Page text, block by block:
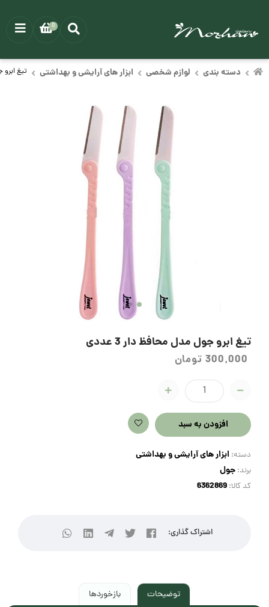
دسته بندی لوازم شخصی ابزار های آرایشی و بهداشتی تیغ ابرو
تیغ ابرو جول مدل محافظ دار 3 عددی
300,000 تومان
افزودن به سبد
دسته: ابزار های آرایشی و بهداشتی
برند: جول
کد کالا:
اشتراک گذاری:
توضیحات بازخوردها
0